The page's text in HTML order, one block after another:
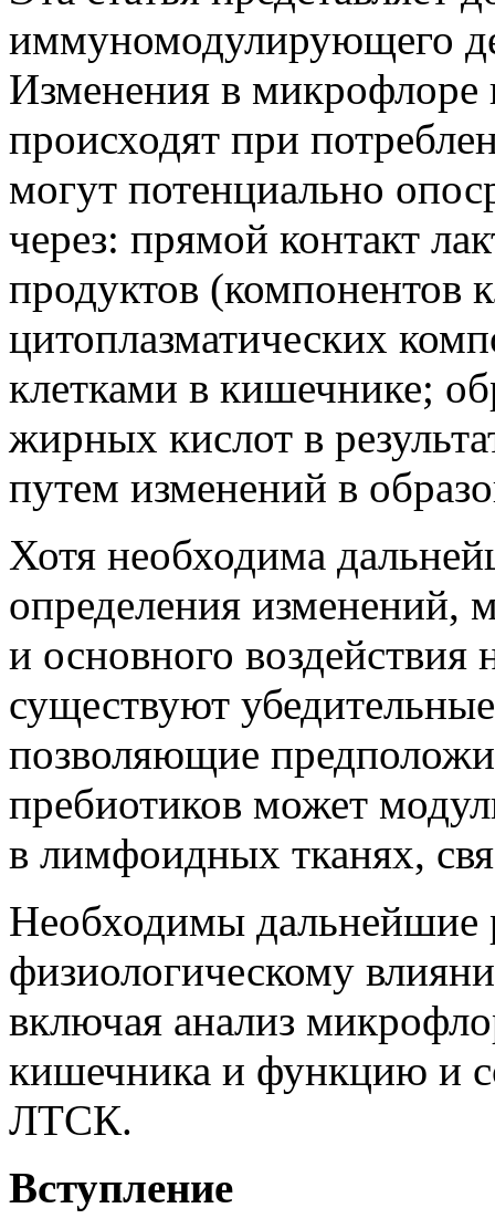
иммуномодулирующего
Изменения в микрофлоре
происходят при
могут потенциально
через: прямой контакт
продуктов (компонентов
цитоплазматических
клетками в кишечнике;
жирных кислот в
путем изменений в
Хотя необходима
определения изменений,
и основного
существуют
позволяющие
пребиотиков может
в лимфоидных тканях,
Необходимы дальнейшие
физиологическому
включая анализ
кишечника и функцию и
ЛТСК.
Вступление